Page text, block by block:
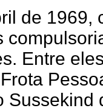
de 1969,
Entre
Sussekind